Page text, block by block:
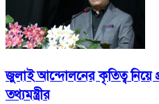
জুলাই আন্দোলনের কৃতিত্ব নিয়ে
তথ্যমন্ত্রীর